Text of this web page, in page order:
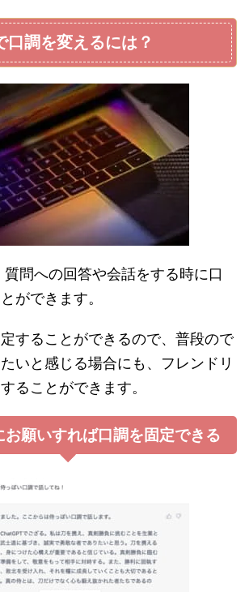
調を変えるには？
問への回答や会話をする時に口
ができます。
することができるので、普段ので
いと感じる場合にも、フレンドリ
ることができます。
願いすれば口調を固定できる